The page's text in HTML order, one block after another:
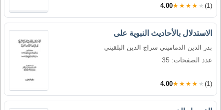
4.00★★★★★ (1)
الاستدلال بالأحاديث النبوية على
بدر الدين الدماميني سراج الدين البلقيني
عدد الصفحات: 35
4.00★★★★★ (1)